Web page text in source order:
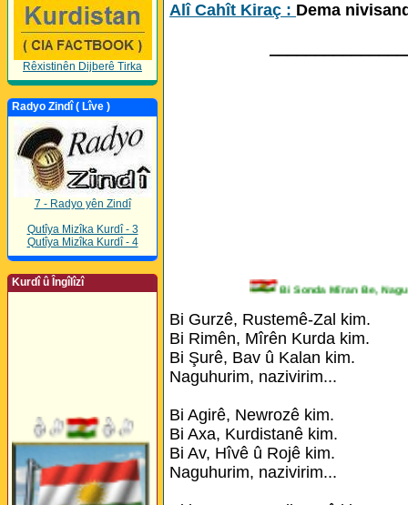
Rêxistinên Dijberê Tirka
Radyo Zindî ( Lîve )
7 - Radyo yên Zindî
Qutîya Mizîka Kurdî - 3
Qutîya Mizîka Kurdî - 4
Kurdî û Îngîlîzî
Alî Cahît Kiraç : Dema
Bi Sonda Mîran Be,
Bi Gurzê, Rustemê-Zal kim.
Bi Rimên, Mîrên Kurda kim.
Bi Şurê, Bav û Kalan kim.
Naguhurim, nazivirim...
Bi Agirê, Newrozê kim.
Bi Axa, Kurdistanê kim.
Bi Av, Hîvê û Rojê kim.
Naguhurim, nazivirim...